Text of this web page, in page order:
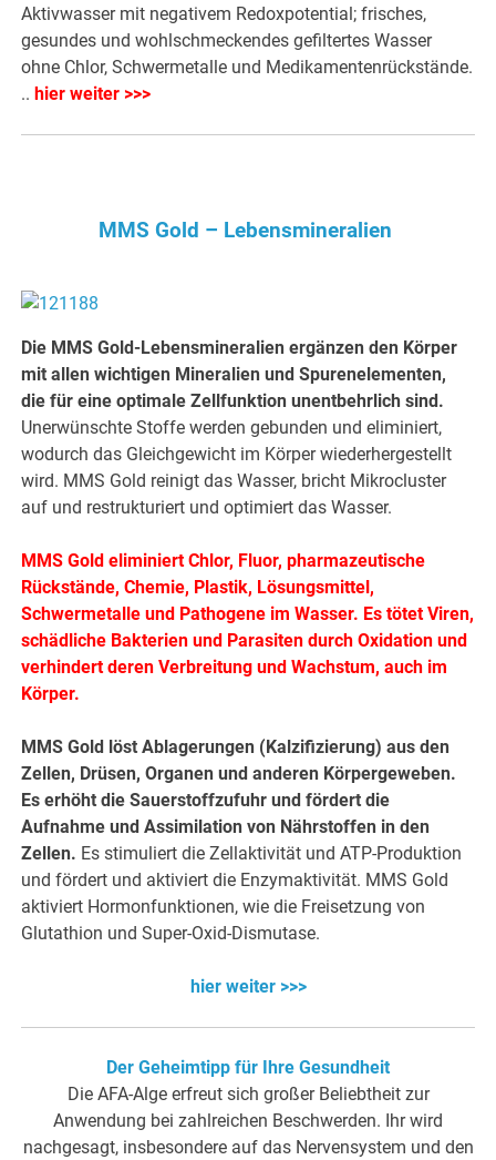
Aktivwasser mit negativem Redoxpotential; frisches,
gesundes und wohlschmeckendes gefiltertes Wasser
ohne Chlor, Schwermetalle und Medikamentenrückstände.
.. hier weiter >>>
MMS Gold – Lebensmineralien
Die MMS Gold-Lebensmineralien ergänzen den Körper
mit allen wichtigen Mineralien und Spurenelementen,
die für eine optimale Zellfunktion unentbehrlich sind.
Unerwünschte Stoffe werden gebunden und eliminiert,
wodurch das Gleichgewicht im Körper wiederhergestellt
wird. MMS Gold reinigt das Wasser, bricht Mikrocluster
auf und restrukturiert und optimiert das Wasser.
MMS Gold eliminiert Chlor, Fluor, pharmazeutische
Rückstände, Chemie, Plastik, Lösungsmittel,
Schwermetalle und Pathogene im Wasser. Es tötet Viren,
schädliche Bakterien und Parasiten durch Oxidation und
verhindert deren Verbreitung und Wachstum, auch im
Körper.
MMS Gold löst Ablagerungen (Kalzifizierung) aus den
Zellen, Drüsen, Organen und anderen Körpergeweben.
Es erhöht die Sauerstoffzufuhr und fördert die
Aufnahme und Assimilation von Nährstoffen in den
Zellen. Es stimuliert die Zellaktivität und ATP-Produktion
und fördert und aktiviert die Enzymaktivität. MMS Gold
aktiviert Hormonfunktionen, wie die Freisetzung von
Glutathion und Super-Oxid-Dismutase.
hier weiter >>>
Der Geheimtipp für Ihre Gesundheit
Die AFA-Alge erfreut sich großer Beliebtheit zur
Anwendung bei zahlreichen Beschwerden. Ihr wird
nachgesagt, insbesondere auf das Nervensystem und den